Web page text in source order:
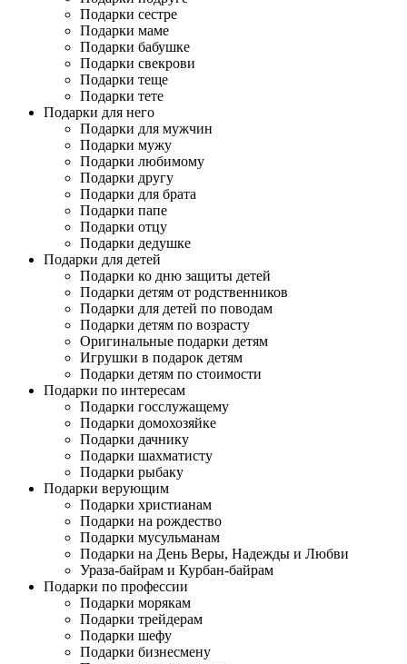
Подарки сестре
Подарки маме
Подарки бабушке
Подарки свекрови
Подарки теще
Подарки тете
Подарки для него
Подарки для мужчин
Подарки мужу
Подарки любимому
Подарки другу
Подарки для брата
Подарки папе
Подарки отцу
Подарки дедушке
Подарки для детей
Подарки ко дню защиты детей
Подарки детям от родственников
Подарки для детей по поводам
Подарки детям по возрасту
Оригинальные подарки детям
Игрушки в подарок детям
Подарки детям по стоимости
Подарки по интересам
Подарки госслужащему
Подарки домохозяйке
Подарки дачнику
Подарки шахматисту
Подарки рыбаку
Подарки верующим
Подарки христианам
Подарки на рождество
Подарки мусульманам
Подарки на День Веры, Надежды и Любви
Ураза-байрам и Курбан-байрам
Подарки по профессии
Подарки морякам
Подарки трейдерам
Подарки шефу
Подарки бизнесмену